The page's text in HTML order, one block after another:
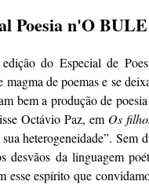
Poesia n'O
do Especial de
magma de poemas e se
bem a produção de
Octávio Paz, em Os
heterogeneidade”.
desvãos da linguagem
esse espírito que